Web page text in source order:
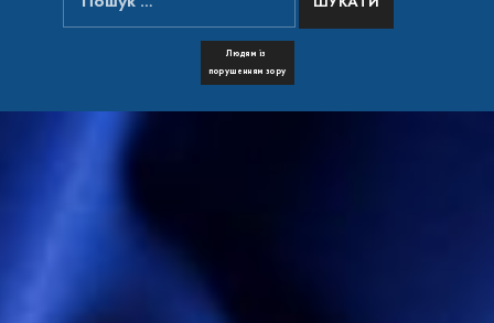
Людям із
порушенням зору